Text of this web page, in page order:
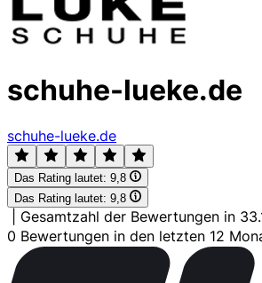
schuhe-lueke.de
schuhe-lueke.de
Das Rating lautet: 9,8
Das Rating lautet: 9,8
Gesamtzahl der Bewertungen in
0 Bewertungen in den letzten 12